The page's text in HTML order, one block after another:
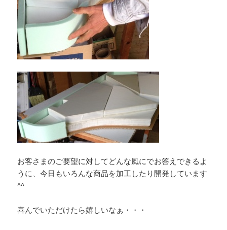
お客さまのご要望に対してどんな風にでお答えできるよ
うに、今日もいろんな商品を加工したり開発しています
^^
喜んでいただけたら嬉しいなぁ・・・